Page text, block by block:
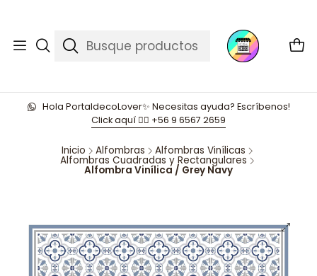
Hola PortaldecoLover✨ Necesitas ayuda? Escríbenos!
Click aquí 👉🏼 +56 9 6567 2659
Inicio Alfombras Alfombras Vinílicas
Alfombras Cuadradas y Rectangulares
Alfombra Vinílica / Grey Navy